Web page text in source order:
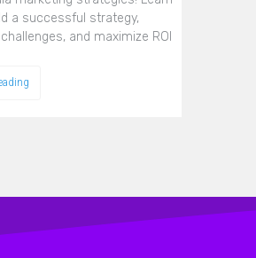
a successful strategy,
and maximize ROI